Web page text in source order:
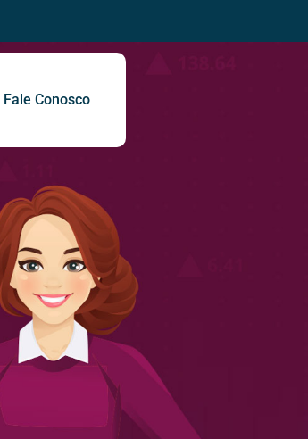
Fale Conosco